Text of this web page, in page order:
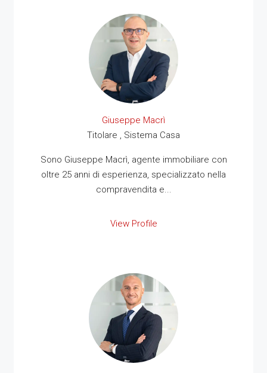
Giuseppe Macrì
Titolare , Sistema Casa
Sono Giuseppe Macrì, agente immobiliare con
oltre 25 anni di esperienza, specializzato nella
compravendita e...
View Profile